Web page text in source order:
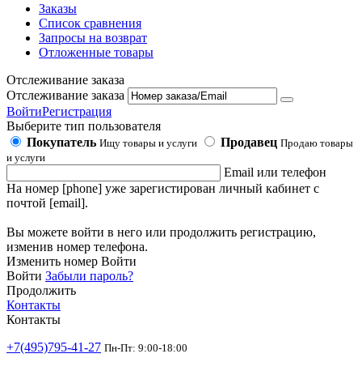
Заказы
Список сравнения
Запросы на возврат
Отложенные товары
Отслеживание заказа
Отслеживание заказа
ВойтиРегистрация
Выберите тип пользователя
Покупатель Ищу товары и услуги Продавец Продаю товары
и услуги
Email или телефон
На номер [phone] уже зарегистирован личный кабинет с
почтой [email].
Вы можете войти в него или продолжить регистрацию,
изменив номер телефона.
Изменить номер Войти
Войти Забыли пароль?
Продолжить
Контакты
Контакты
+7(495)795-41-27 Пн-Пт: 9:00-18:00